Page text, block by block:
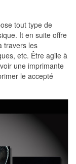
tout type de
It en suite offre
travers les
etc. Être agile à
une imprimante
le accepté